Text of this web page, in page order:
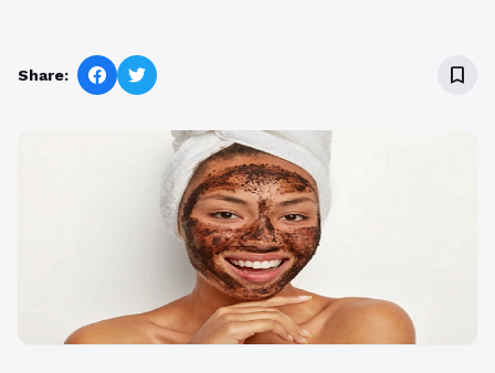
Share: bookmark_border